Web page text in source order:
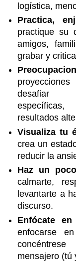
logística,
Practica,
practique su
amigos,
grabar y
desafiar
resultados
Visualiza tu
crea un
reducir la
Haz un
calmarte,
levantarte a
discurso.
Enfócate
enfocarse
mensajero (tú